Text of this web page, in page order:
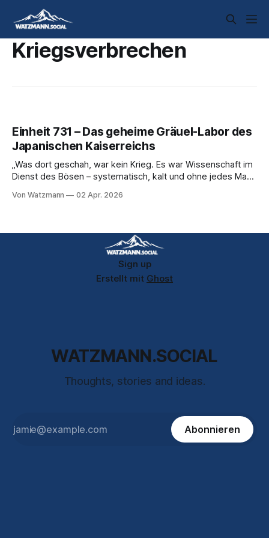
Kriegsverbrechen
Einheit 731 – Das geheime Gräuel-Labor des
Japanischen Kaiserreichs
„Was dort geschah, war kein Krieg. Es war Wissenschaft im
Dienst des Bösen – systematisch, kalt und ohne jedes Maß
Kriegsverbrechertribunal 1. Einleitung Einheit 731 ist der
1945 in der Mandschurei – dem heutigen Nordostchina
Von Watzmann 02 Apr. 2026
Sign up
Erstellt mit Ghost
WATZMANN.SOCIAL
Thoughts, stories and ideas.
Abonnieren